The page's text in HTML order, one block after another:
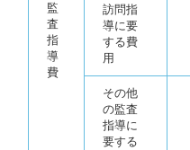
監
査
指
導
費
訪問指
導に要
する費
用
その他
の監査
指導に
要する